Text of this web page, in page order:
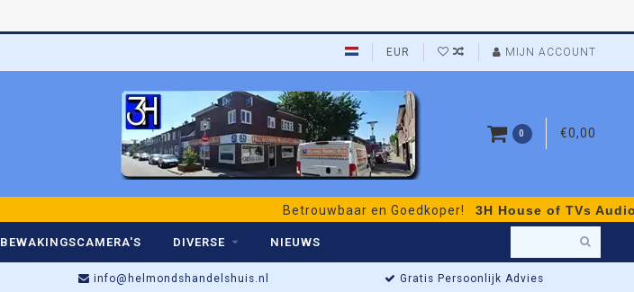
EUR MIJN ACCOUNT
0 €0,00
Betrouwbaar en Goedkoper! 3H House of TVs Audio &
BEWAKINGSCAMERA'S DIVERSE NIEUWS
info@helmondshandelshuis.nl Gratis Persoonlijk Advies